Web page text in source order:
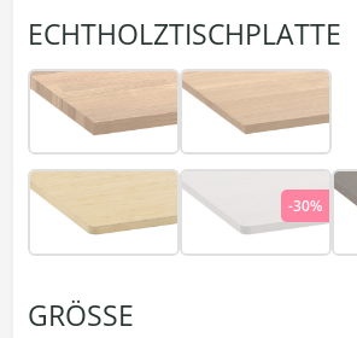
ECHTHOLZTISCHPLATTE
-30%
GRÖSSE